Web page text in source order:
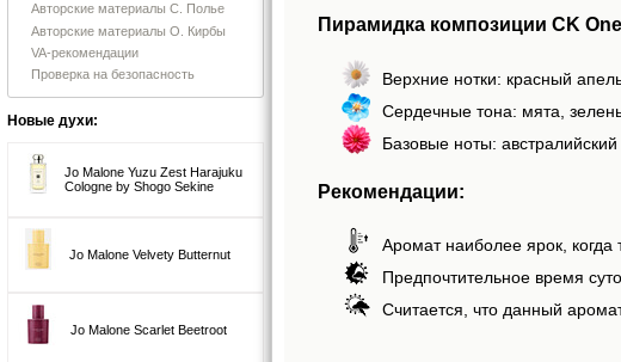
Авторские материалы С. Полье
Авторские материалы О. Кирбы
VA-рекомендации
Проверка на безопасность
Новые духи:
Jo Malone Yuzu Zest Harajuku
Cologne by Shogo Sekine
Jo Malone Velvety Butternut
Jo Malone Scarlet Beetroot
Пирамидка композиции CK
Верхние нотки: красный
Сердечные тона: мята,
Базовые ноты:
Рекомендации:
Аромат наиболее ярок, когда
Предпочтительное время
Считается, что данный